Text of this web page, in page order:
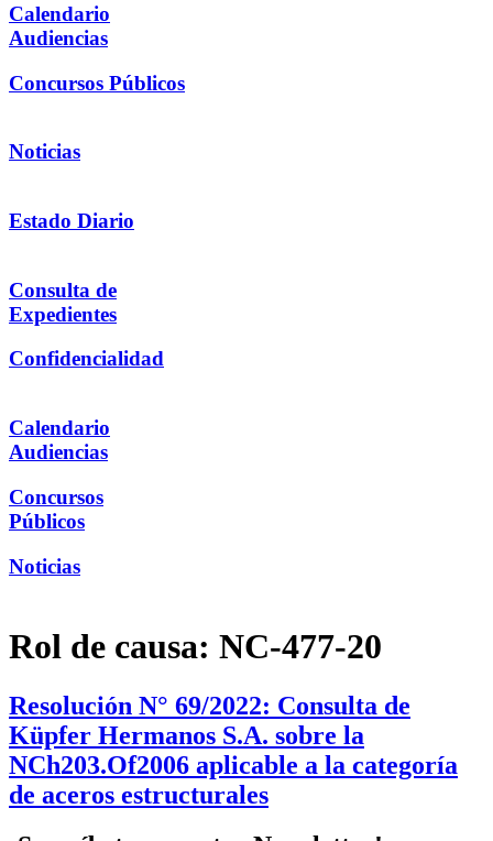
Calendario
Audiencias
Concursos Públicos
Noticias
Estado Diario
Consulta de
Expedientes
Confidencialidad
Calendario
Audiencias
Concursos
Públicos
Noticias
Rol de causa: NC-477-20
Resolución N° 69/2022: Consulta de
Küpfer Hermanos S.A. sobre la
NCh203.Of2006 aplicable a la categoría
de aceros estructurales